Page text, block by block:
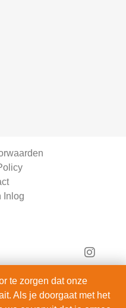
Inlog
onderdeel van
90914872
te zorgen dat onze
Als je doorgaat met het